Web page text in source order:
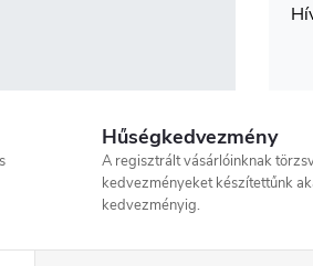
Hűségkedvezmény
A regisztrált vásárlóinknak
kedvezményeket készítettűnk
kedvezményig.